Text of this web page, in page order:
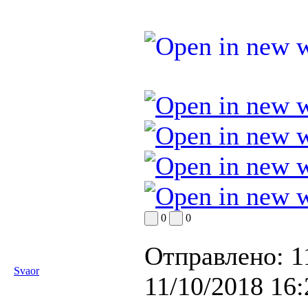
0 0
Svaor
Отправлено:
11/10/2018